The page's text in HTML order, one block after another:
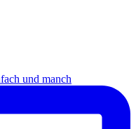
und manch